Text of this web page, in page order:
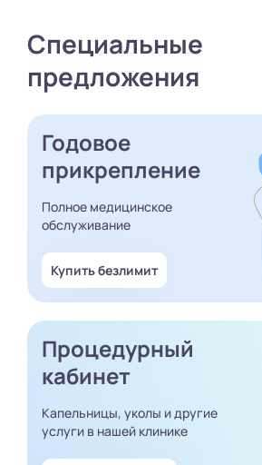
Специальные
предложения
Годовое
прикрепление
Полное медицинское
обслуживание
Купить безлимит
Процедурный
кабинет
Капельницы, уколы и другие
услуги в нашей клинике